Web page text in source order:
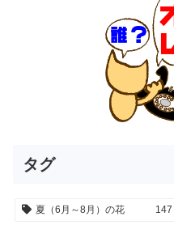
タグ
夏（6月～8月）の花 147